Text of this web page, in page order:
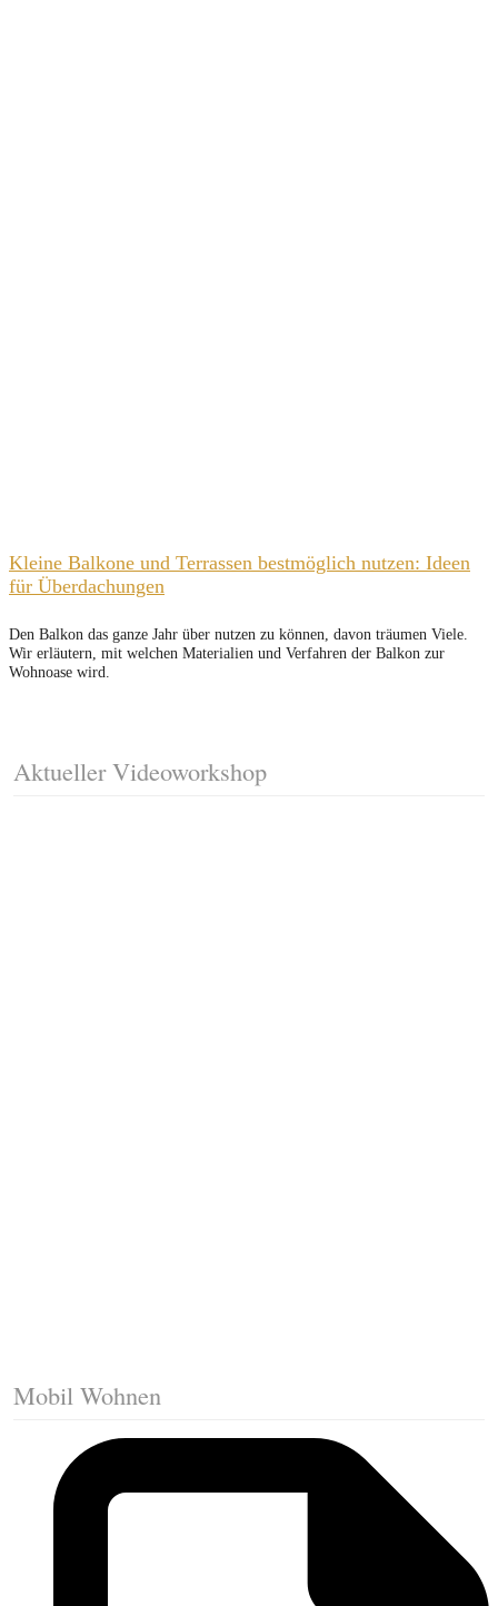
Kleine Balkone und Terrassen bestmöglich nutzen: Ideen
für Überdachungen
Den Balkon das ganze Jahr über nutzen zu können, davon träumen Viele.
Wir erläutern, mit welchen Materialien und Verfahren der Balkon zur
Wohnoase wird.
Aktueller Videoworkshop
Mobil Wohnen